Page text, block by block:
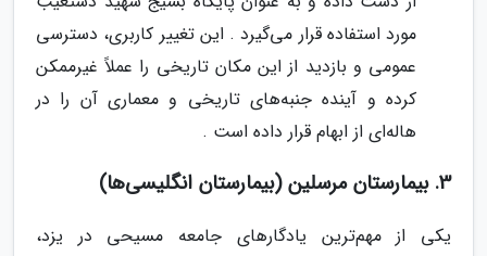
مورد استفاده قرار می‌گیرد . این تغییر کاربری، دسترسی
عمومی و بازدید از این مکان تاریخی را عملاً غیرممکن
کرده و آینده جنبه‌های تاریخی و معماری آن را در
هاله‌ای از ابهام قرار داده است .
3. بیمارستان مرسلین (بیمارستان انگلیسی‌ها)
یکی از مهم‌ترین یادگارهای جامعه مسیحی در یزد،